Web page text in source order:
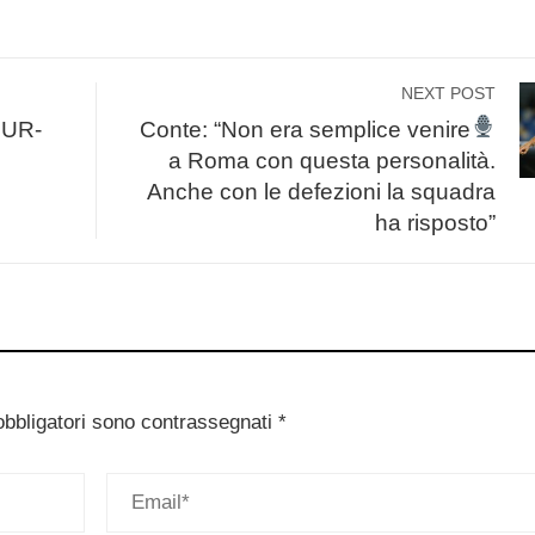
NEXT POST
Conte: “Non era semplice venire
a Roma con questa personalità.
Anche con le defezioni la squadra
ha risposto”
sono contrassegnati *